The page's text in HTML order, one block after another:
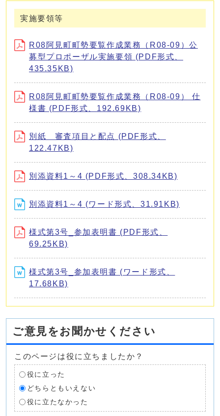
実施要領等
R08阿見町町勢要覧作成業務（R08-09）公
募型プロポーザル実施要領 (PDF形式、
435.35KB)
R08阿見町町勢要覧作成業務（R08-09） 仕
様書 (PDF形式、192.69KB)
別紙 審査項目と配点 (PDF形式、
122.47KB)
別添資料1～4 (PDF形式、308.34KB)
別添資料1～4 (ワード形式、31.91KB)
様式第3号_参加表明書 (PDF形式、
69.25KB)
様式第3号_参加表明書 (ワード形式、
17.68KB)
ご意見をお聞かせください
このページは役に立ちましたか？
役に立った
どちらともいえない
役に立たなかった